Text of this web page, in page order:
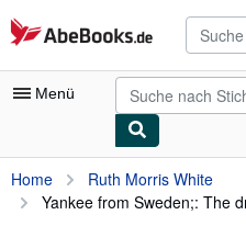
Zum Hauptinhalt
AbeBooks.de
Menü
Nutzerkonto
Meine Bestellungen
Home
Ruth Morris White
Yankee from Sweden;: The